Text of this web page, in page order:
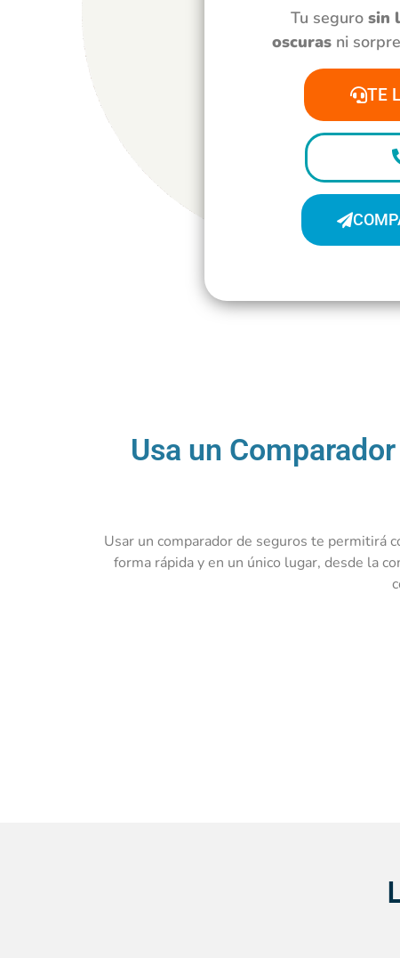
Tu seguro sin
oscuras ni
TE
Usa un
Usar un comparador de seguros te permitirá
forma rápida y en un único lugar, desde la